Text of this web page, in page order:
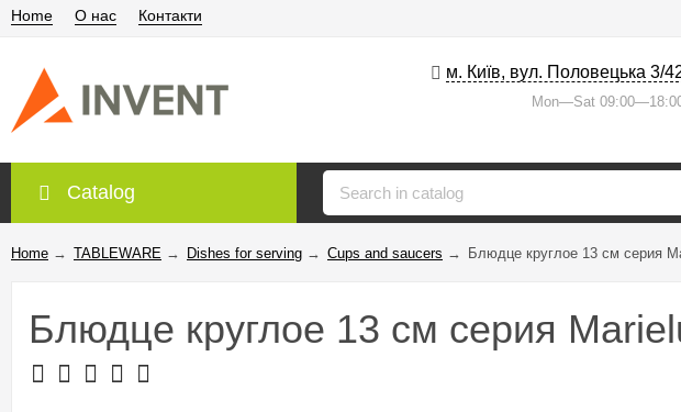
Home О нас Контакти
м. Київ, вул. Половецька 3/
Mon—Sat
Catalog
Home → TABLEWARE → Dishes for serving → Cups and saucers → Блюдце круглое 13 см серия
Блюдце круглое 13 см серия